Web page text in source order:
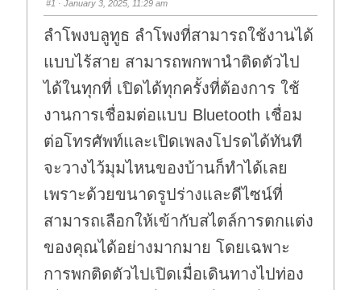
#1 · January 3, 2025, 11:29 am
ลำโพงบลูทูธ ลำโพงที่สามารถใช้งานได้
แบบไร้สาย สามารถพกพานำติดตัวไป
ได้ในทุกที่ เปิดได้ทุกครั้งที่ต้องการ ใช้
งานการเชื่อมต่อแบบ Bluetooth เชื่อม
ต่อโทรศัพท์และเปิดเพลงโปรดได้ทันที
จะวางไว้มุมไหนของบ้านก็ทำได้เลย
เพราะด้วยขนาดรูปร่างและดีไซน์ที่
สามารถเลือกให้เข้ากับสไตล์การตกแต่ง
ของคุณได้อย่างมากมาย โดยเฉพาะ
การพกติดตัวไปเปิดเมื่อเดินทางไปท่อง